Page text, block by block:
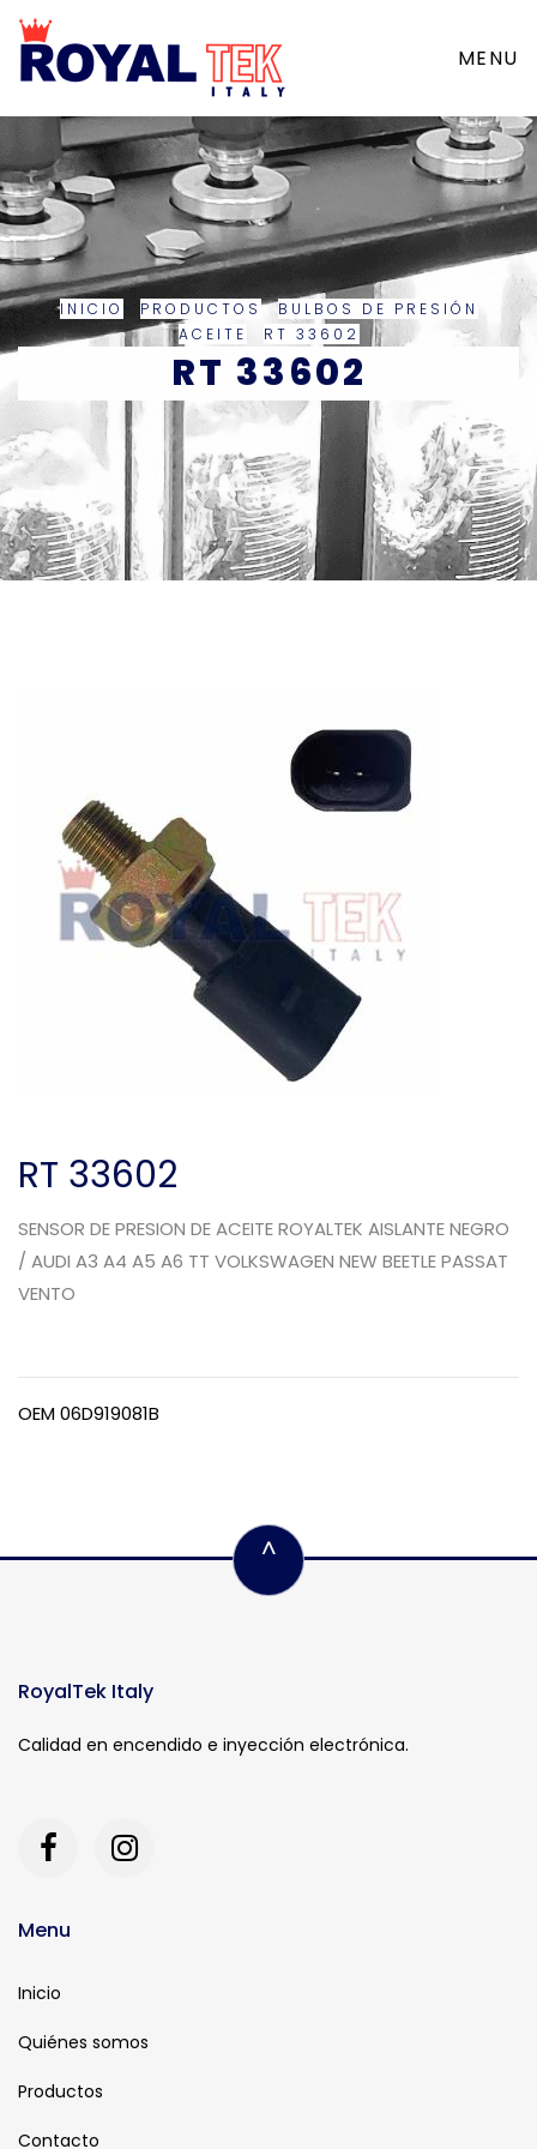
MENU
INICIO PRODUCTOS
BULBOS DE PRESIÓN
ACEITE
RT 33602
RT 33602
RT 33602
SENSOR DE PRESION DE ACEITE ROYALTEK AISLANTE NEGRO
/ AUDI A3 A4 A5 A6 TT VOLKSWAGEN NEW BEETLE PASSAT
VENTO
OEM 06D919081B
^
RoyalTek Italy
Calidad en encendido e inyección electrónica.
Menu
Inicio
Quiénes somos
Productos
Contacto